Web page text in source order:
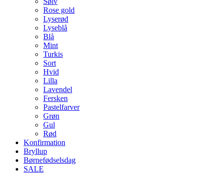
Rose gold
Lyserød
Lyseblå
Blå
Mint
Turkis
Sort
Hvid
Lilla
Lavendel
Fersken
Pastelfarver
Grøn
Gul
Rød
Konfirmation
Bryllup
Børnefødselsdag
SALE